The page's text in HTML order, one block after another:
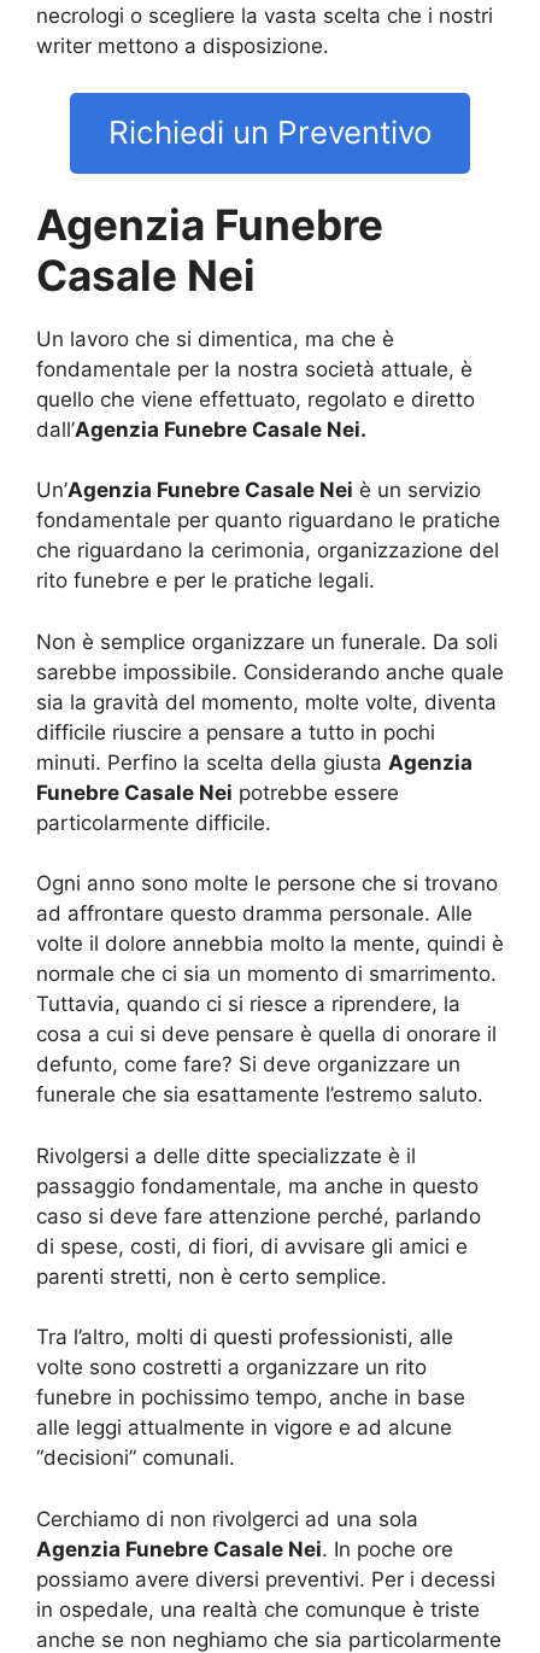
necrologi o scegliere la vasta scelta che i nostri
writer mettono a disposizione.
Richiedi un Preventivo
Agenzia Funebre
Casale Nei
Un lavoro che si dimentica, ma che è
fondamentale per la nostra società attuale, è
quello che viene effettuato, regolato e diretto
dall’Agenzia Funebre Casale Nei.
Un’Agenzia Funebre Casale Nei è un servizio
fondamentale per quanto riguardano le pratiche
che riguardano la cerimonia, organizzazione del
rito funebre e per le pratiche legali.
Non è semplice organizzare un funerale. Da soli
sarebbe impossibile. Considerando anche quale
sia la gravità del momento, molte volte, diventa
difficile riuscire a pensare a tutto in pochi
minuti. Perfino la scelta della giusta Agenzia
Funebre Casale Nei potrebbe essere
particolarmente difficile.
Ogni anno sono molte le persone che si trovano
ad affrontare questo dramma personale. Alle
volte il dolore annebbia molto la mente, quindi è
normale che ci sia un momento di smarrimento.
Tuttavia, quando ci si riesce a riprendere, la
cosa a cui si deve pensare è quella di onorare il
defunto, come fare? Si deve organizzare un
funerale che sia esattamente l’estremo saluto.
Rivolgersi a delle ditte specializzate è il
passaggio fondamentale, ma anche in questo
caso si deve fare attenzione perché, parlando
di spese, costi, di fiori, di avvisare gli amici e
parenti stretti, non è certo semplice.
Tra l’altro, molti di questi professionisti, alle
volte sono costretti a organizzare un rito
funebre in pochissimo tempo, anche in base
alle leggi attualmente in vigore e ad alcune
“decisioni” comunali.
Cerchiamo di non rivolgerci ad una sola
Agenzia Funebre Casale Nei. In poche ore
possiamo avere diversi preventivi. Per i decessi
in ospedale, una realtà che comunque è triste
anche se non neghiamo che sia particolarmente